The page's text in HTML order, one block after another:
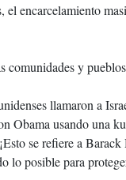
el encarcelamiento
comunidades y
llamaron a
Obama usando una
se refiere a
lo posible para